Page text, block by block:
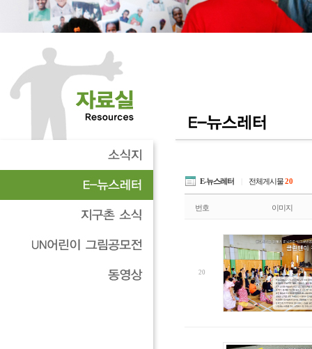
E-뉴스레터 전체게시물20
번호 이미지
20